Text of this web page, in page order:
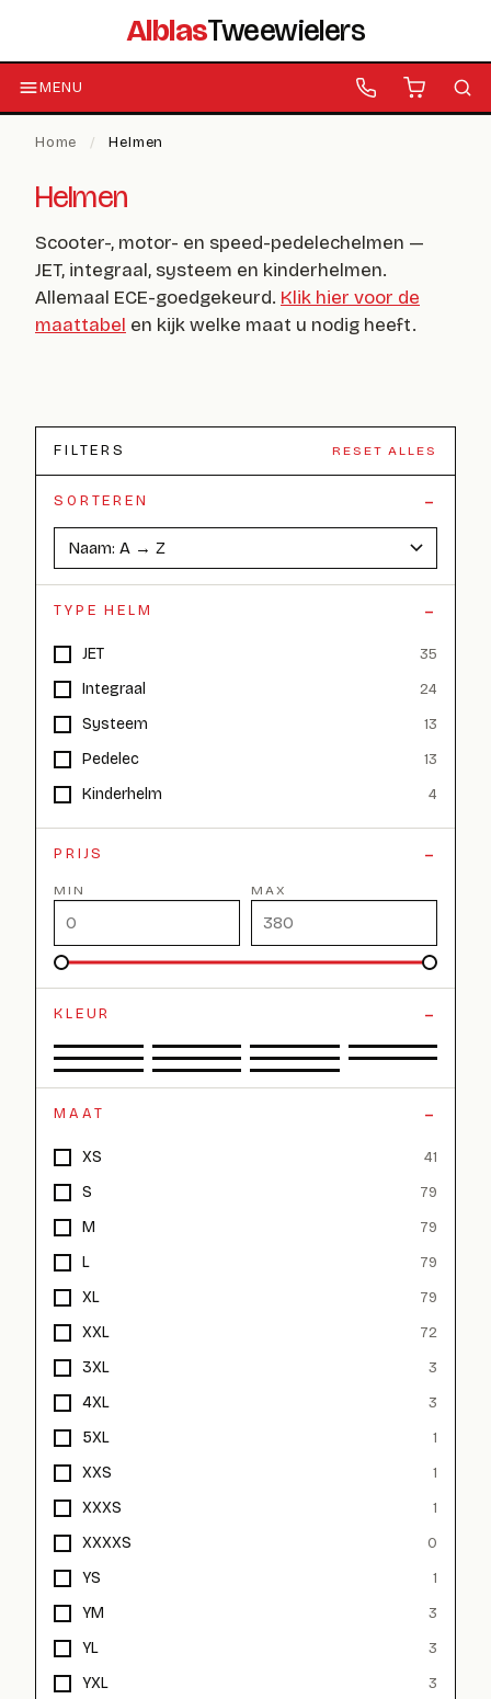
AlblasTweewielers
MENU
Home / Helmen
Helmen
Scooter-, motor- en speed-pedelechelmen —
JET, integraal, systeem en kinderhelmen.
Allemaal ECE-goedgekeurd. Klik hier voor de
maattabel en kijk welke maat u nodig heeft.
FILTERS RESET ALLES
SORTEREN
TYPE HELM
JET 35
Integraal 24
Systeem 13
Pedelec 13
Kinderhelm 4
PRIJS
MIN MAX
KLEUR
MAAT
XS 41
S 79
M 79
L 79
XL 79
XXL 72
3XL 3
4XL 3
5XL 1
XXS 1
XXXS 1
XXXXS 0
YS 1
YM 3
YL 3
YXL 3